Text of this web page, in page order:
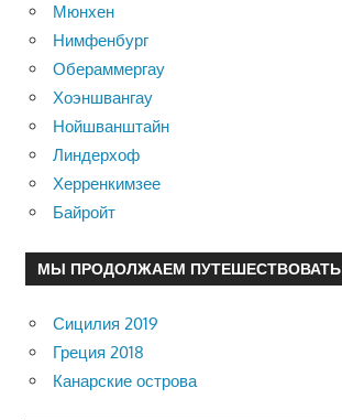
Мюнхен
Нимфенбург
Обераммергау
Хоэншвангау
Нойшванштайн
Линдерхоф
Херренкимзее
Байройт
МЫ ПРОДОЛЖАЕМ ПУТЕШЕСТВОВАТЬ
Сицилия 2019
Греция 2018
Канарские острова